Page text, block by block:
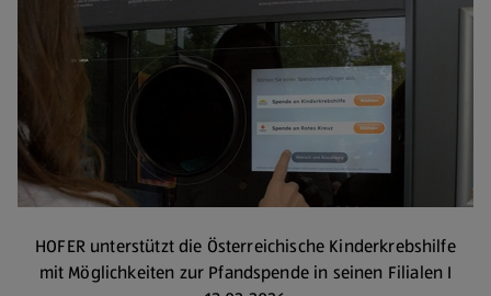
HOFER unterstützt die Österreichische Kinderkrebshilfe
mit Möglichkeiten zur Pfandspende in seinen Filialen I